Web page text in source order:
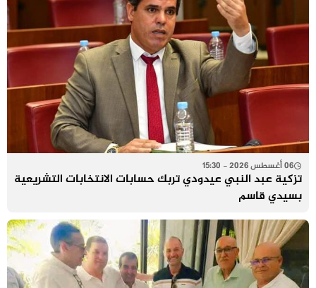
06 أغسطس 2026 - 15:30
تزكية عبد النبي عيدودي تربك حسابات الانتخابات التشريعية
بسيدي قاسم